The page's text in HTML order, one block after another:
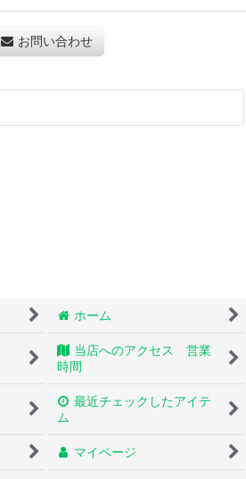
お問い合わせ
ホーム
当店へのアクセス 営業
時間
最近チェックしたアイテ
ム
マイページ